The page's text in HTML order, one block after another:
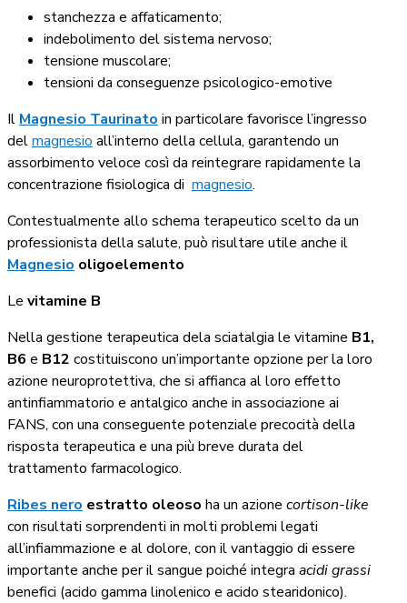
stanchezza e affaticamento;
indebolimento del sistema nervoso;
tensione muscolare;
tensioni da conseguenze psicologico-emotive
Il Magnesio Taurinato in particolare favorisce l’ingresso
delmagnesio all’interno della cellula, garantendo un
assorbimento veloce così da reintegrare rapidamente la
concentrazione fisiologica di magnesio.
Contestualmente allo schema terapeutico scelto da un
professionista della salute, può risultare utile anche il
Magnesio oligoelemento
Le vitamine B
Nella gestione terapeutica dela sciatalgia le vitamine B1,
B6 e B12 costituiscono un’importante opzione per la loro
azione neuroprotettiva, che si affianca al loro effetto
antinfiammatorio e antalgico anche in associazione ai
FANS, con una conseguente potenziale precocità della
risposta terapeutica e una più breve durata del
trattamento farmacologico.
Ribes nero estratto oleoso ha un azione cortison-like
con risultati sorprendenti in molti problemi legati
all’infiammazione e al dolore, con il vantaggio di essere
importante anche per il sangue poiché integra acidi grassi
benefici (acido gamma linolenico e acido stearidonico).